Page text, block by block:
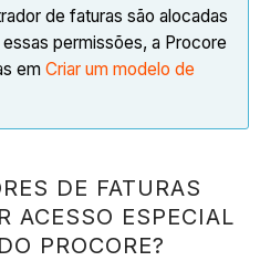
de faturas são alocadas
permissões, a Procore
emCriar um modelo de
DE FATURAS
ACESSO ESPECIAL
PROCORE?